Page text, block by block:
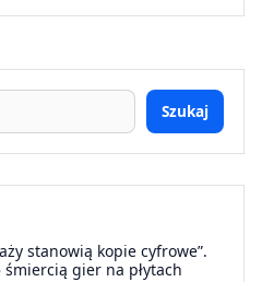
Szukaj
stanowią kopie cyfrowe”.
gier na płytach